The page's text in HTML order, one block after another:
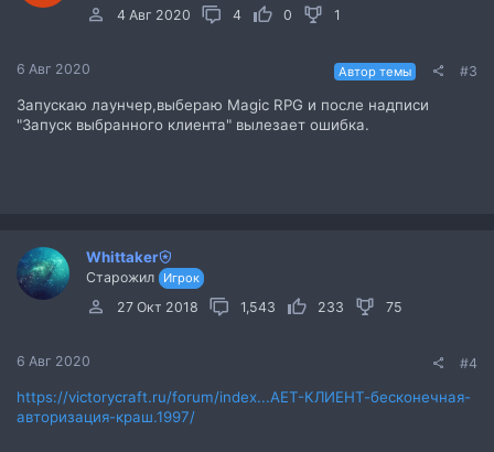
4 Авг 2020 4 0 1
6 Авг 2020 Автор темы #3
Запускаю лаунчер,выбераю Magic RPG и после надписи
"Запуск выбранного клиента" вылезает ошибка.
Whittaker
Старожил Игрок
27 Окт 2018 1,543 233 75
6 Авг 2020 #4
https://victorycraft.ru/forum/index...АЕТ-КЛИЕНТ-бесконечная-
авторизация-краш.1997/